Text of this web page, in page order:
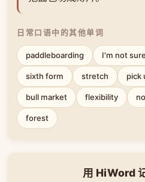
日常口语中的其他单词
paddleboarding I'm not sure
sixth form stretch pick
bull market flexibility
forest
用 HiWord